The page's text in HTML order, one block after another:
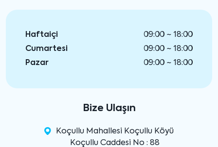
Haftaiçi
09:00 ~ 18:00
Cumartesi
09:00 ~ 18:00
Pazar
09:00 ~ 18:00
Bize Ulaşın
Koçullu Mahallesi Koçullu Köyü
Koçullu Caddesi No : 88